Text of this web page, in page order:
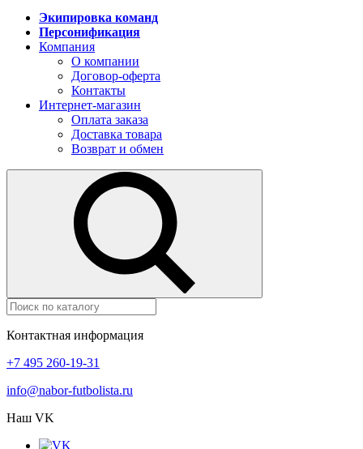
Экипировка команд
Персонификация
Компания
О компании
Договор-оферта
Контакты
Интернет-магазин
Оплата заказа
Доставка товара
Возврат и обмен
Контактная информация
+7 495 260-19-31
info@nabor-futbolista.ru
Наш VK